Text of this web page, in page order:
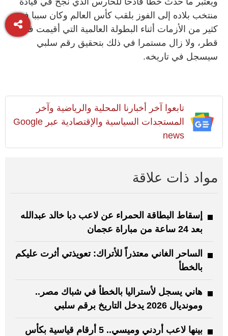
منتخب بلاده إلى الفوز بلقب كأس العالم وكان سببا في
كثير من الأزمات أثناء البطولة العالمية التي أقيمت في
قطر، ولا زال مستمرا في ذلك بتحقيق رقم سلبي
سيسجل في تاريخه.
تابعوا آخر أخبارنا المحلية والرياضية وآخر
المستجدات السياسية والإقتصادية عبر Google
news
مواد ذات علاقة
إسقاط البطاقة الحمراء عن لاعب دبا خالد عبدالله
بعد 24 ساعة من مباراة عجمان
الساحر الغاني معتذراً للأتراك: تعويذتي أثرت عليكم
بالخطأ
هاني يسجل لأستراليا بالخطأ في شباك مصر..
ومونديال 2026 يدخل التاريخ برقم سلبي
بينها لاعب أردني وميسي.. 5 أرقام قياسية بكأس